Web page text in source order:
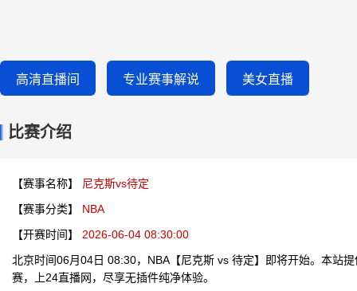
高清直播间 专业赛事解说 美女直播
比赛介绍
【赛事名称】
尼克斯vs待定
【赛事分类】
NBA
【开赛时间】
2026-06-04 08:30:00
北京时间06月04日 08:30，NBA【尼克斯 vs 待定】即将开始。本站
赛，上24直播网，尽享无插件纯净体验。